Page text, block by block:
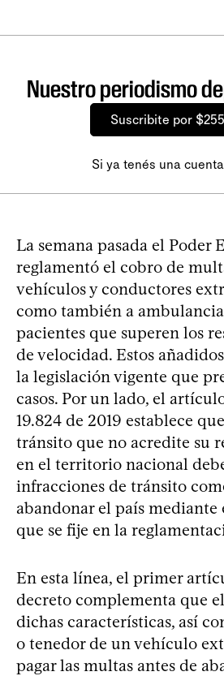
Nuestro periodismo
Suscribite por
Si ya tenés una cuenta
La semana pasada el Poder
reglamentó el cobro de
vehículos y conductores
como también a
pacientes que superen los
de velocidad. Estos
la legislación vigente que
casos. Por un lado, el
19.824 de 2019 establece
tránsito que no acredite su
en el territorio nacional
infracciones de tránsito
abandonar el país mediante
que se fije en la
En esta línea, el primer
decreto complementa que
dichas características, así
o tenedor de un vehículo
pagar las multas antes de